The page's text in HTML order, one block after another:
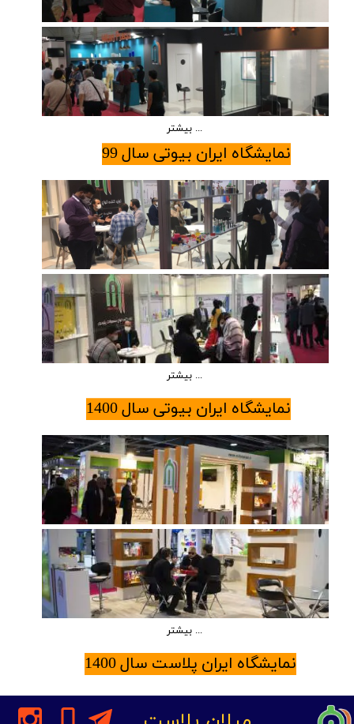
بیشتر ...
نمایشگاه ایران بیوتی سال 99
بیشتر ...
نمایشگاه ایران بیوتی سال 1400
بیشتر ...
نمایشگاه ایران پلاست سال 1400